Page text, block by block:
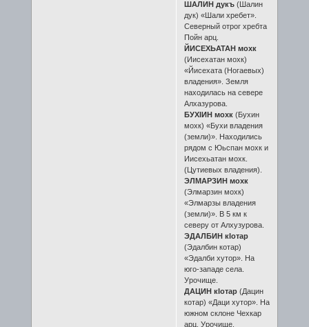
ШАЛИН дукъ(Шалин
дук) «Шали хребет».
Северный отрог хребта
Пойн арц.
ЙИСЕХЬАТАН мохк
(Иисехатан мохк)
«Йисехата (Ногаевых)
владения». Земля
находилась на севере
Алхазурова.
БУХӀИН мохк(Бухин
мохк) «Бухи владения
(земли)». Находились
рядом с Юьспан мохк и
Иисехьатан мохк.
(Цутиевых владения).
ЭЛМАРЗИН мохк
(Элмарзин мохк)
«Элмарзы владения
(земли)». В 5 км к
северу от Алхузурова.
ЭДАЛБИН кӀотар
(Эдалбин котар)
«Эдалби хутор». На
юго-западе села.
Урочище.
ДАЦИН кӀотар(Дацин
котар) «Даци хутор». На
южном склоне Чехкар
арц. Урочище.